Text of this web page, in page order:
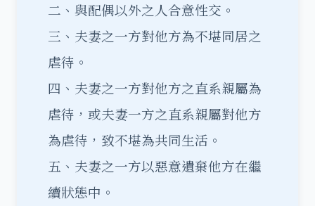
二、與配偶以外之人合意性交。
三、夫妻之一方對他方為不堪同居之
虐待。
四、夫妻之一方對他方之直系親屬為
虐待，或夫妻一方之直系親屬對他方
為虐待，致不堪為共同生活。
五、夫妻之一方以惡意遺棄他方在繼
續狀態中。